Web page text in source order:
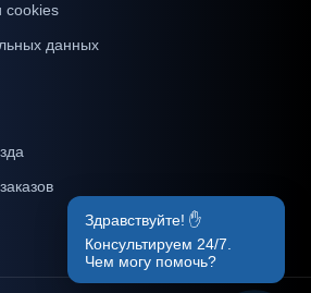
cookies
данных
Здравствуйте! ✋
Консультируем 24/7.
Чем могу помочь?